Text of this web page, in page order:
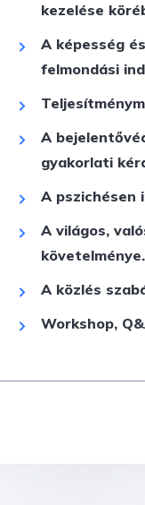
kezelése
A képesség
felmondási
A
gyakorlati
A pszichésen
A világos,
követelménye.
A közlés
Workshop,